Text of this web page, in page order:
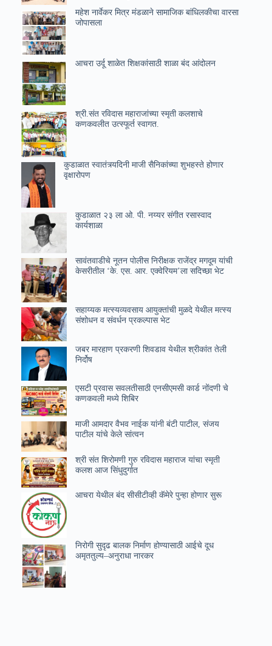
महेश नार्वेकर मित्र मंडळाने सामाजिक बांधिलकीचा वारसा
जोपासला
आचरा उर्दू शाळेत शिक्षकांसाठी शाळा बंद आंदोलन
श्री.संत रविदास महाराजांच्या स्मृती कलशाचे
कणकवलीत उत्स्फूर्त स्वागत.
कुडाळात स्वातंत्र्यदिनी माजी सैनिकांच्या शुभहस्ते होणार
वृक्षारोपण
कुडाळात २३ ला ओ. पी. नय्यर संगीत रसास्वाद
कार्यशाळा
सावंतवाडीचे नूतन पोलीस निरीक्षक राजेंद्र मगदूम यांची
केसरीतील ‘के. एस. आर. एक्वेरियम’ला सदिच्छा भेट
सहाय्यक मत्स्यव्यवसाय आयुक्तांची मुळदे येथील मत्स्य
संशोधन व संवर्धन प्रकल्पास भेट
जबर मारहाण प्रकरणी शिवडाव येथील श्रीकांत तेली
निर्दोष
एसटी प्रवास सवलतीसाठी एनसीएमसी कार्ड नोंदणी चे
कणकवली मध्ये शिबिर
माजी आमदार वैभव नाईक यांनी बंटी पाटील, संजय
पाटील यांचे केले सांत्वन
श्री संत शिरोमणी गुरु रविदास महाराज यांचा स्मृती
कलश आज सिंधुदुर्गात
आचरा येथील बंद सीसीटीव्ही कॅमेरे पुन्हा होणार सुरू
निरोगी सुदृढ बालक निर्माण होण्यासाठी आईचे दूध
अमृततुल्य–अनुराधा नारकर